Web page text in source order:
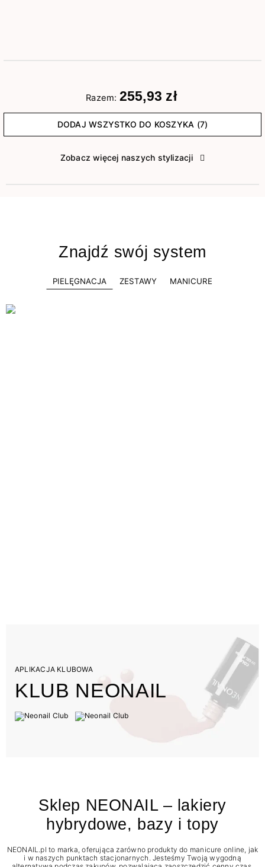
Razem: 255,93 zł
DODAJ WSZYSTKO DO KOSZYKA (7)
Zobacz więcej naszych stylizacji
Znajdź swój system
PIELĘGNACJA ZESTAWY MANICURE
APLIKACJA KLUBOWA
KLUB NEONAIL
Sklep NEONAIL – lakiery
hybrydowe, bazy i topy
NEONAIL.pl to marka, oferująca zarówno produkty do manicure online, jak
i w naszych punktach stacjonarnych. Jesteśmy Twoją wygodną